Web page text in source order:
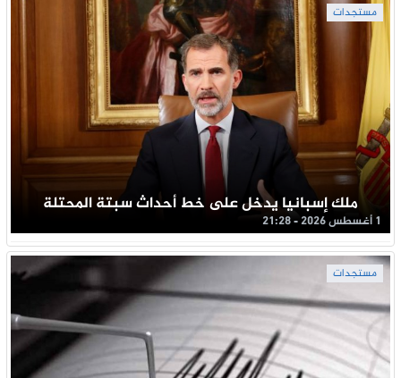
مستجدات
ملك إسبانيا يدخل على خط أحداث سبتة المحتلة
1 أغسطس 2026 - 21:28
مستجدات